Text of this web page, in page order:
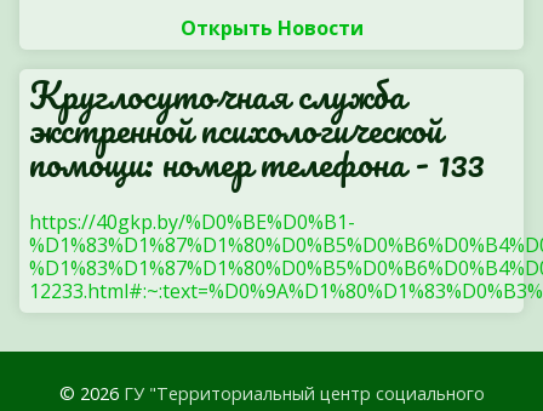
Открыть Новости
Круглосуточная служба
экстренной психологической
помощи: номер телефона - 133
https://40gkp.by/%D0%BE%D0%B1-
© 2026 ГУ "Территориальный центр социального